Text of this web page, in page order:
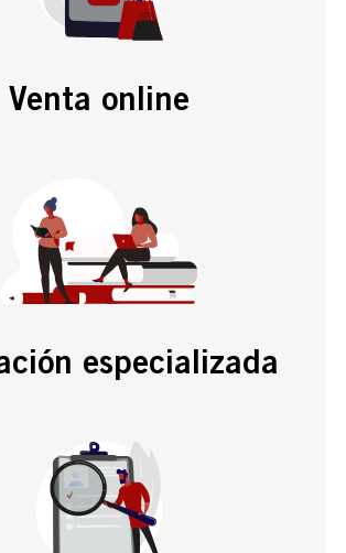
Venta online
especializada